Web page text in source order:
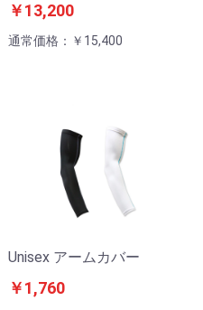
￥13,200
通常価格：￥15,400
Unisex アームカバー
￥1,760